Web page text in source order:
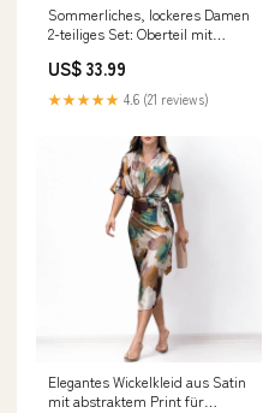
Sommerliches, lockeres Damen
2-teiliges Set: Oberteil mit
passende Hose Größe:L
US$ 33.99
★★★★★ 4.6 (21 reviews)
Elegantes Wickelkleid aus Satin
mit abstraktem Print für